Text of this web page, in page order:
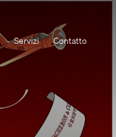
Servizi Contatto